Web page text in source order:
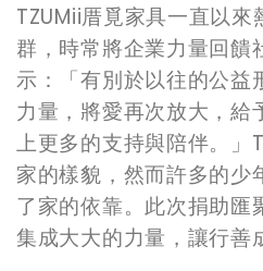
TZUMii厝覓家具一直以來
群，時常將企業力量回饋
示：「有別於以往的公益
力量，將愛再次放大，給
上更多的支持與陪伴。」
家的樣貌，然而許多的少
了家的依靠。此次捐助匯
集成大大的力量，讓行善